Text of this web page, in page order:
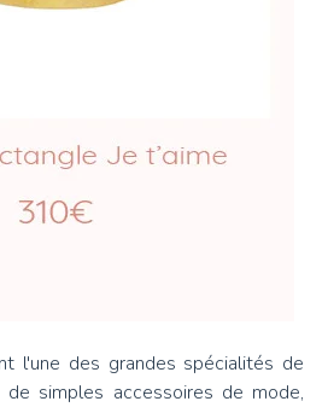
l'une des grandes spécialités de
de simples accessoires de mode,